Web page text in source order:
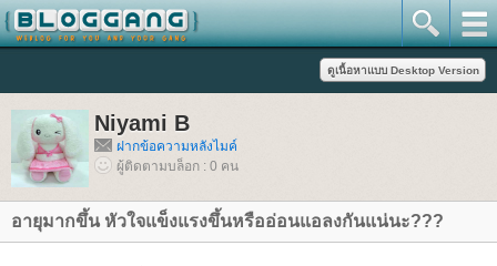
Niyami B
ฝากข้อความหลังไมค์
ผู้ติดตามบล็อก : 0 คน
อายุมากขึ้น หัวใจแข็งแรงขึ้นหรืออ่อนแอลงกันแน่นะ???